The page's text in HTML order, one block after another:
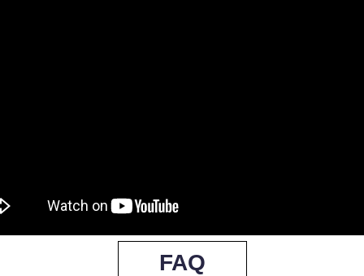
FAQ